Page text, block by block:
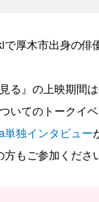
厚木市出身の
る』の上映期間
いてのトークイベ
単独インタビュー
方もご参加くだ